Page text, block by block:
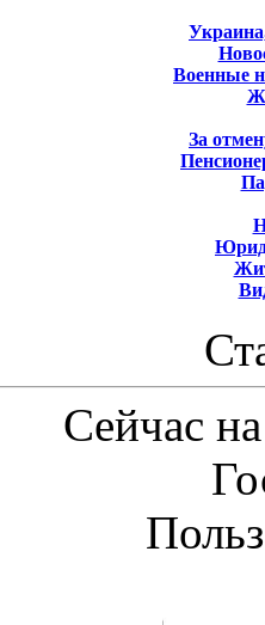
Военные
За
Сейчас